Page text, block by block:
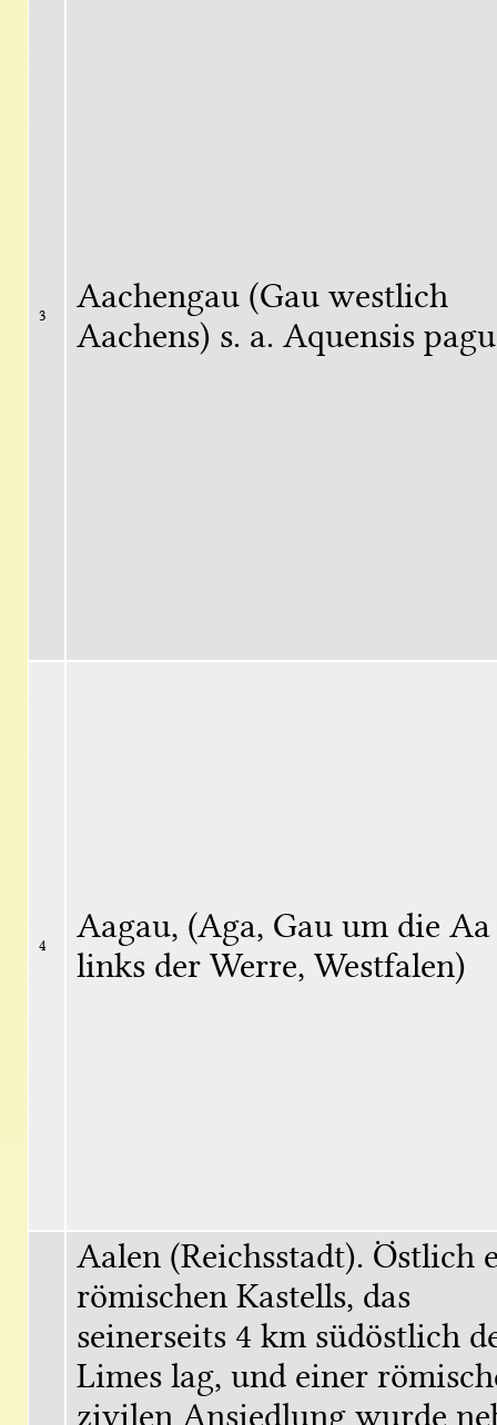
3
Aachengau (Gau westlich
Aachens) s. a. Aquensis
4
Aagau, (Aga, Gau um die Aa
links der Werre, Westfalen)
Aalen (Reichsstadt). Östlich
römischen Kastells, das
einerseits 4 km südöstlich
Limes lag, und einer
zivilen Ansiedlung wurde